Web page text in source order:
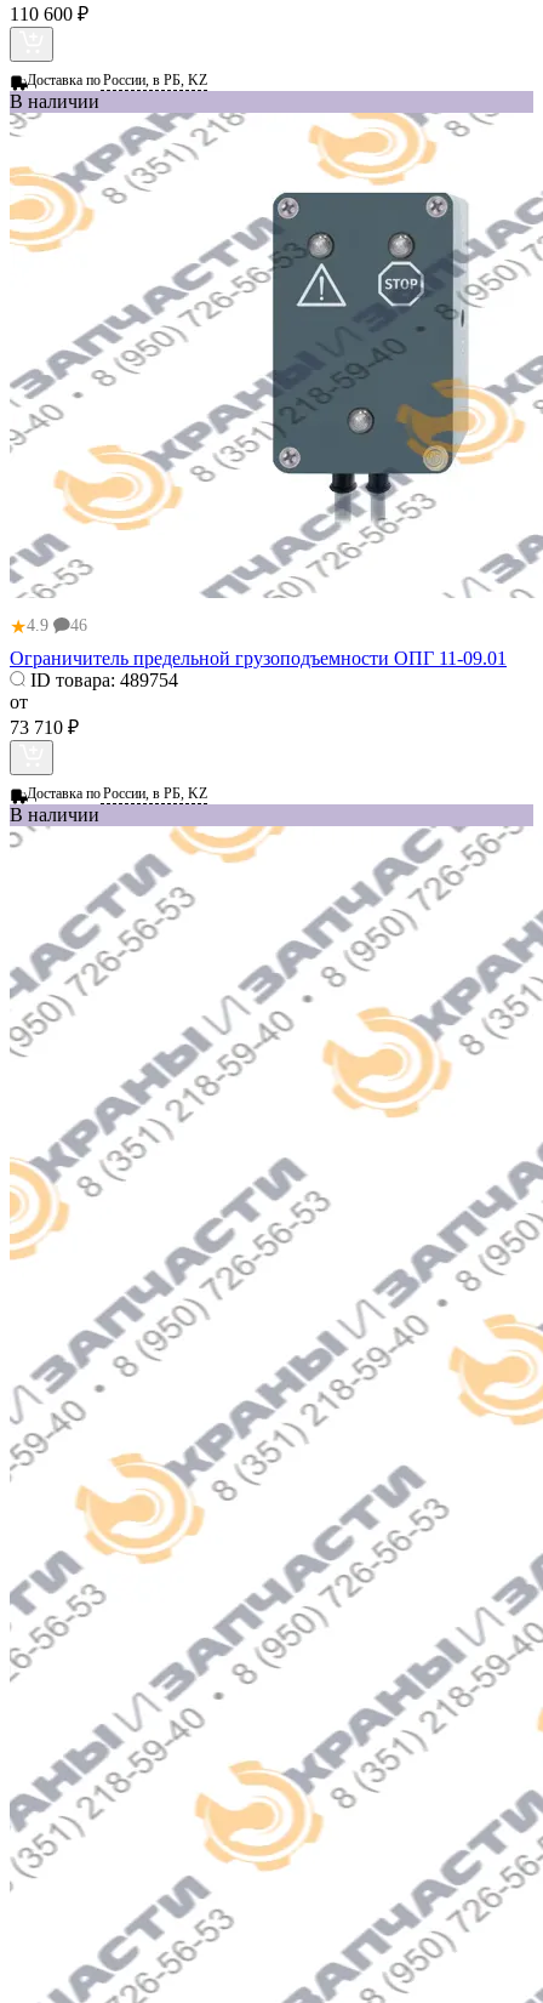
110 600 ₽
Доставка поРоссии, в РБ, KZ
В наличии
★4.9 46
Ограничитель предельной грузоподъемности ОПГ 11-09.01
ID товара: 489754
от
73 710 ₽
Доставка поРоссии, в РБ, KZ
В наличии